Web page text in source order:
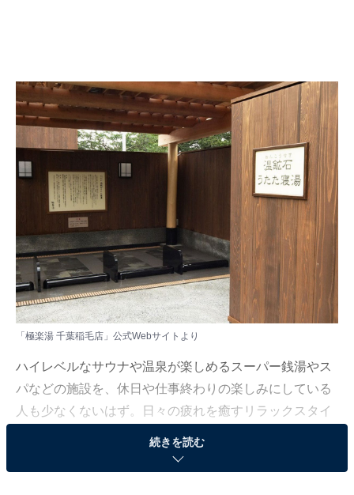
「極楽湯 千葉稲毛店」公式Webサイトより
ハイレベルなサウナや温泉が楽しめるスーパー銭湯やス
パなどの施設を、休日や仕事終わりの楽しみにしている
人も少なくないはず。日々の疲れを癒すリラックスタイ
ムは、何物にも代えがたい時間ですよね。しかし、近年
では高い人気をほこる施設も多く、どこに行けばよいか
続きを読む